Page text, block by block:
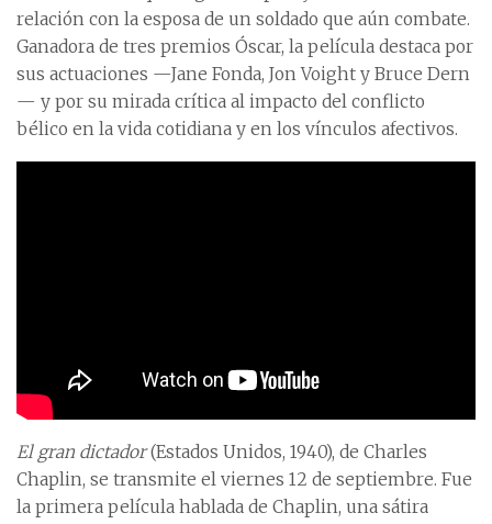
relación con la esposa de un soldado que aún combate.
Ganadora de tres premios Óscar, la película destaca por
sus actuaciones —Jane Fonda, Jon Voight y Bruce Dern
— y por su mirada crítica al impacto del conflicto
bélico en la vida cotidiana y en los vínculos afectivos.
El gran dictador(Estados Unidos, 1940), de Charles
Chaplin, se transmite el viernes 12 de septiembre. Fue
la primera película hablada de Chaplin, una sátira